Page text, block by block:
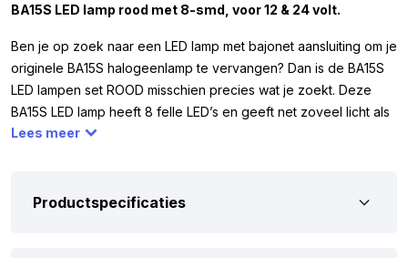
BA15S LED lamp rood met 8-smd, voor 12 & 24 volt.
Ben je op zoek naar een LED lamp met bajonet aansluiting om je
originele BA15S halogeenlamp te vervangen? Dan is de BA15S
LED lampen set ROOD misschien precies wat je zoekt. Deze
BA15S LED lamp heeft 8 felle LED’s en geeft net zoveel licht als
een gewone P21W halogeenlamp. De lampen worden per set
vrachtwagen, camper of tractor.
Lees meer
Productspecificaties